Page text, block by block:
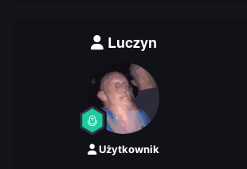
Luczyn
Użytkownik